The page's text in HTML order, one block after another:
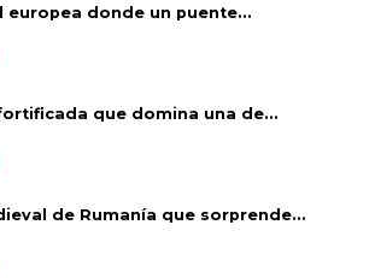
europea donde un puente...
que domina una de...
de Rumanía que sorprende...